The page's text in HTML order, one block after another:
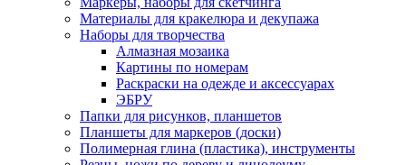
Материалы для кракелюра и декупажа
Наборы для творчества
Алмазная мозаика
Картины по номерам
Раскраски на одежде и аксессуарах
ЭБРУ
Папки для рисунков, планшетов
Планшеты для маркеров (доски)
Полимерная глина (пластика), инструменты